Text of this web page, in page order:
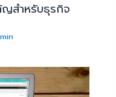
ญสำหรับธุรกิจ